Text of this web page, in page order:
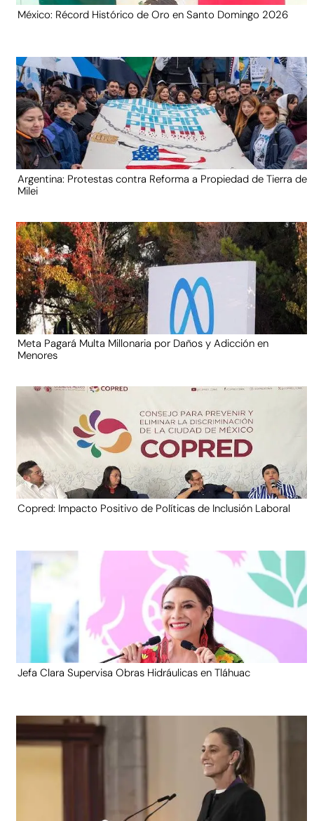
México: Récord Histórico de Oro en Santo Domingo 2026
Argentina: Protestas contra Reforma a Propiedad de Tierra de
Milei
Meta Pagará Multa Millonaria por Daños y Adicción en
Menores
Copred: Impacto Positivo de Políticas de Inclusión Laboral
Jefa Clara Supervisa Obras Hidráulicas en Tláhuac